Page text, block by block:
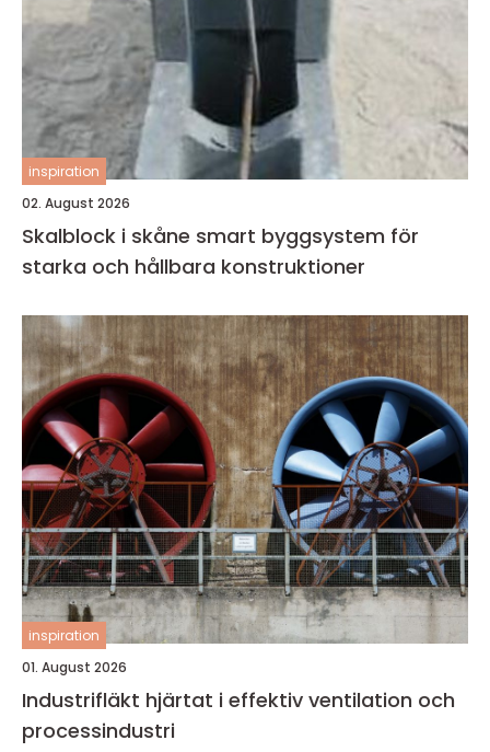
inspiration
02. August 2026
Skalblock i skåne smart byggsystem för
starka och hållbara konstruktioner
inspiration
01. August 2026
Industrifläkt hjärtat i effektiv ventilation och
processindustri